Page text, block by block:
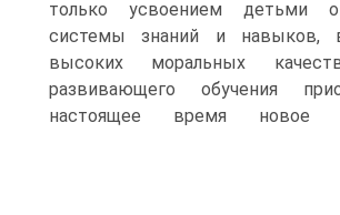
только усвоением детьми
системы знаний и навыков,
высоких моральных
развивающего обучения
настоящее время новое